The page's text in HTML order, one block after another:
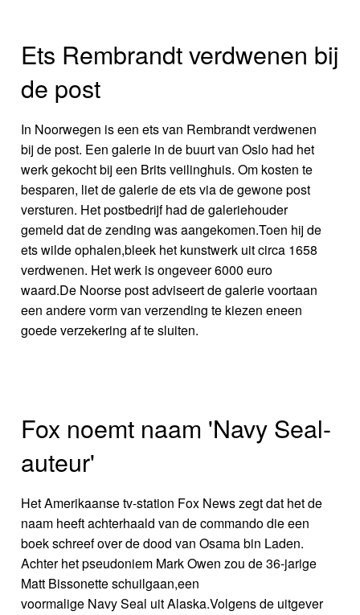
Ets Rembrandt verdwenen bij
de post
In Noorwegen is een ets van Rembrandt verdwenen
bij de post. Een galerie in de buurt van Oslo had het
werk gekocht bij een Brits veilinghuis. Om kosten te
besparen, liet de galerie de ets via de gewone post
versturen. Het postbedrijf had de galeriehouder
gemeld dat de zending was aangekomen.Toen hij de
ets wilde ophalen,bleek het kunstwerk uit circa 1658
verdwenen. Het werk is ongeveer 6000 euro
waard.De Noorse post adviseert de galerie voortaan
een andere vorm van verzending te kiezen eneen
goede verzekering af te sluiten.
Fox noemt naam 'Navy Seal-
auteur'
Het Amerikaanse tv-station Fox News zegt dat het de
naam heeft achterhaald van de commando die een
boek schreef over de dood van Osama bin Laden.
Achter het pseudoniem Mark Owen zou de 36-jarige
Matt Bissonette schuilgaan,een
voormalige Navy Seal uit Alaska.Volgens de uitgever